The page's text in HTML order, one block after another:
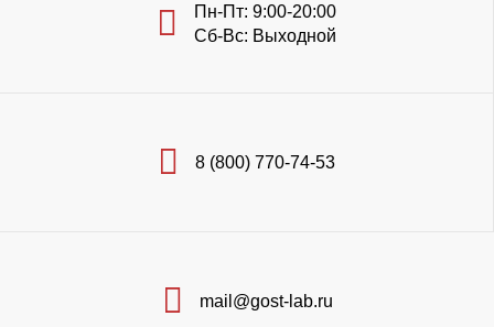
Пн-Пт: 9:00-20:00
Сб-Вс: Выходной
8 (800) 770-74-53
mail@gost-lab.ru